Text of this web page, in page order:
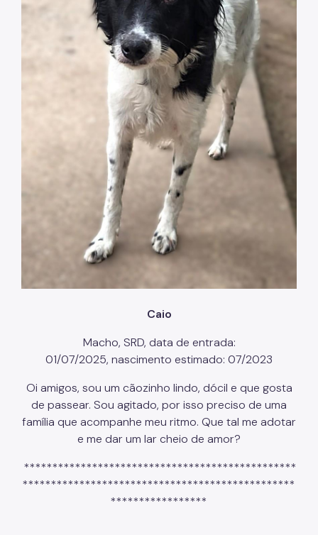
Caio
Macho, SRD, data de entrada:
01/07/2025, nascimento estimado: 07/2023
Oi amigos, sou um cãozinho lindo, dócil e que gosta
de passear. Sou agitado, por isso preciso de uma
família que acompanhe meu ritmo. Que tal me adotar
e me dar um lar cheio de amor?
************************************************
************************************************
*****************